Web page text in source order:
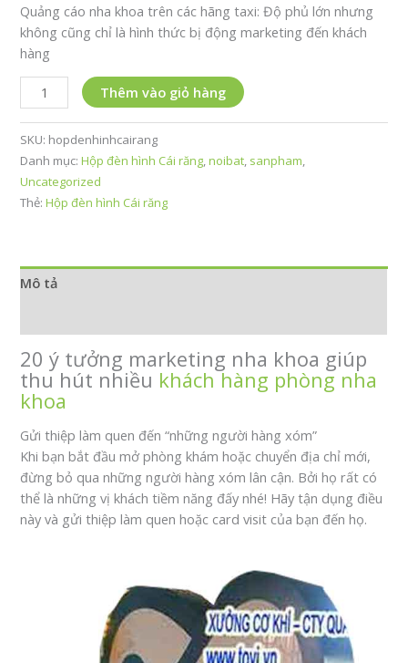
Quảng cáo nha khoa trên các hãng taxi: Độ phủ lớn nhưng
không cũng chỉ là hình thức bị động marketing đến khách
hàng
Hộp
đèn
hình
Cái
răng
xoay
tròn
-
Hiệu
Quả
Cao
số
Thêm vào giỏ hàng
SKU: hopdenhinhcairang
Danh mục:Hộp đèn hình Cái răng ,noibat sanpham
Uncategorized
Thẻ:Hộp đèn hình Cái răng
Mô tả
20 ý tưởng marketing nha khoa giúp
thu hút nhiều khách hàng phòng nha
khoa
Gửi thiệp làm quen đến “những người hàng xóm”
Khi bạn bắt đầu mở phòng khám hoặc chuyển địa chỉ mới,
đừng bỏ qua những người hàng xóm lân cận. Bởi họ rất có
thể là những vị khách tiềm năng đấy nhé! Hãy tận dụng điều
này và gửi thiệp làm quen hoặc card visit của bạn đến họ.